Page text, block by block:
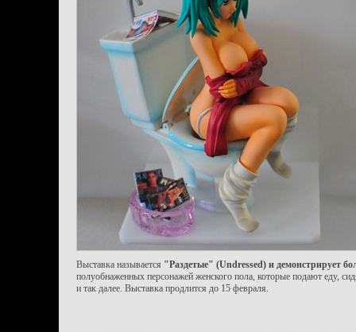
Выставка называется "Раздетые" (Undressed) и демонстрирует
полуобнаженных персонажей женского пола, которые подают еду,
и так далее. Выставка продлится до 15 февраля.